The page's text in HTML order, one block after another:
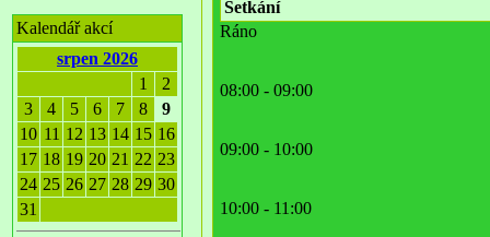
Kalendář akcí
srpen 2026
1
2
3
4 5 6 7 8
9
10 11 12 13 14 15 16
17 18 19 20 21 22 23
24 25 26 27 28 29 30
31
Setkání
Ráno
08:00 - 09:00
09:00 - 10:00
10:00 - 11:00